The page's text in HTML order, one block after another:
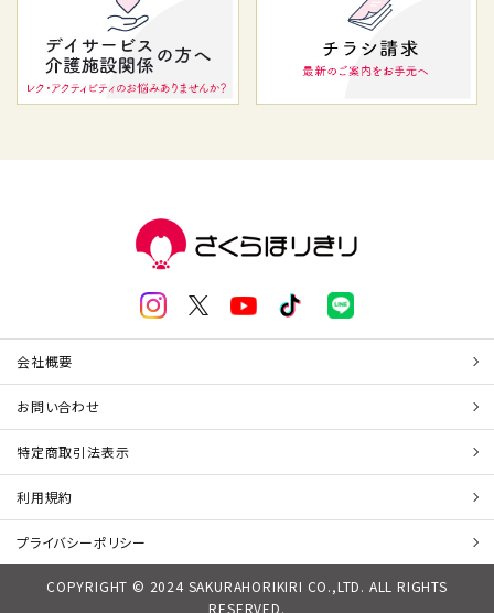
会社概要
お問い合わせ
特定商取引法表示
利用規約
プライバシーポリシー
COPYRIGHT © 2024 SAKURAHORIKIRI CO.,LTD. ALL RIGHTS
RESERVED.